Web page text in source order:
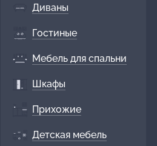
Диваны
Гостиные
Мебель для спальни
Шкафы
Прихожие
Детская мебель